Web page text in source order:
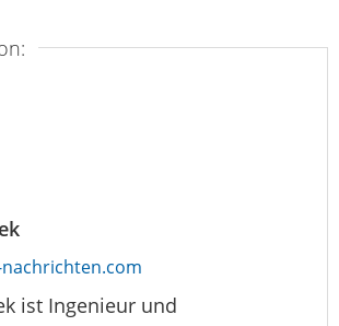
ist Ingenieur und